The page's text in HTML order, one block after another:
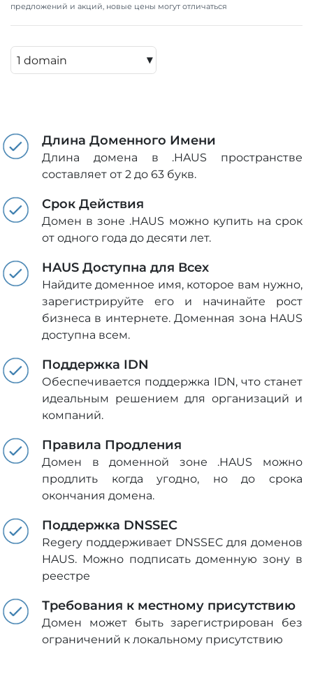
предложений и акций, новые цены могут отличаться
▾
Длина Доменного Имени
Длина домена в .HAUS пространстве
составляет от 2 до 63 букв.
Срок Действия
Домен в зоне .HAUS можно купить на срок
от одного года до десяти лет.
HAUS Доступна для Всех
Найдите доменное имя, которое вам нужно,
зарегистрируйте его и начинайте рост
бизнеса в интернете. Доменная зона HAUS
доступна всем.
Поддержка IDN
Обеспечивается поддержка IDN, что станет
идеальным решением для организаций и
компаний.
Правила Продления
Домен в доменной зоне .HAUS можно
продлить когда угодно, но до срока
окончания домена.
Поддержка DNSSEC
Regery поддерживает DNSSEC для доменов
HAUS. Можно подписать доменную зону в
реестре
Требования к местному присутствию
Домен может быть зарегистрирован без
ограничений к локальному присутствию